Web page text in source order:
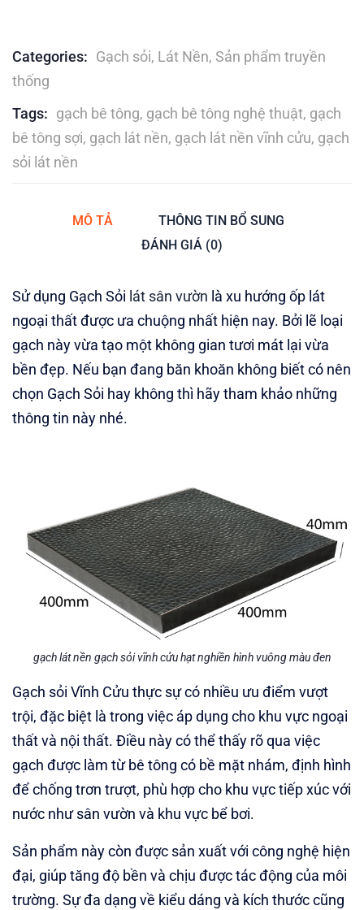
Categories: Gạch sỏi, Lát Nền, Sản phẩm truyền
thống
Tags: gạch bê tông, gạch bê tông nghệ thuật, gạch
bê tông sợi, gạch lát nền, gạch lát nền vĩnh cửu, gạch
sỏi lát nền
MÔ TẢ
THÔNG TIN BỔ SUNG
ĐÁNH GIÁ (0)
Sử dụng Gạch Sỏi lát sân vườn là xu hướng ốp lát
ngoại thất được ưa chuộng nhất hiện nay. Bởi lẽ loại
gạch này vừa tạo một không gian tươi mát lại vừa
bền đẹp. Nếu bạn đang băn khoăn không biết có nên
chọn Gạch Sỏi hay không thì hãy tham khảo những
thông tin này nhé.
gạch lát nền gạch sỏi vĩnh cửu hạt nghiền hình vuông màu đen
Gạch sỏi Vĩnh Cửu thực sự có nhiều ưu điểm vượt
trội, đặc biệt là trong việc áp dụng cho khu vực ngoại
thất và nội thất. Điều này có thể thấy rõ qua việc
gạch được làm từ bê tông có bề mặt nhám, định hình
để chống trơn trượt, phù hợp cho khu vực tiếp xúc với
nước như sân vườn và khu vực bể bơi.
Sản phẩm này còn được sản xuất với công nghệ hiện
đại, giúp tăng độ bền và chịu được tác động của môi
trường. Sự đa dạng về kiểu dáng và kích thước cũng